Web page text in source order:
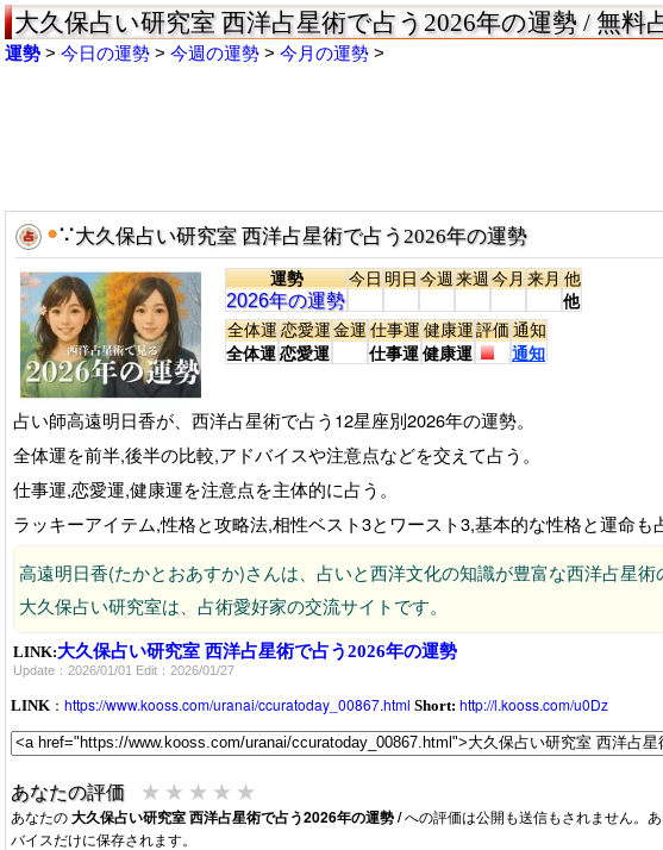
大久保占い研究室 西洋占星術で占う2026年の運勢 / 無料
運勢 今日の運勢 今週の運勢 今月の運勢
●∵大久保占い研究室 西洋占星術で占う2026年の運勢
運勢
2026年の運勢
今日明日今週来週今月来月他
他
全体運
全体運
恋愛運
恋愛運
金運仕事運
仕事運
健康運
健康運
評価通知
通知
占い師高遠明日香が、西洋占星術で占う12星座別2026年の運勢。
全体運を前半,後半の比較,アドバイスや注意点などを交えて占う。
仕事運,恋愛運,健康運を注意点を主体的に占う。
ラッキーアイテム,性格と攻略法,相性ベスト3とワースト3,基本的な性格と運命も
高遠明日香(たかとおあすか)さんは、占いと西洋文化の知識が豊富な西洋占星術
大久保占い研究室は、占術愛好家の交流サイトです。
LINK:大久保占い研究室 西洋占星術で占う2026年の運勢
Update：2026/01/01 Edit：2026/01/27
LINK ： https://www.kooss.com/uranai/ccuratoday_00867.html Short: http://l.kooss.com/u0Dz
あなたの評価 ★ ★ ★ ★ ★
あなたの大久保占い研究室 西洋占星術で占う2026年の運勢 /への評価は公開も送信もされません。
バイスだけに保存されます。